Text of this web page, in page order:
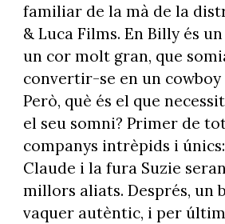
familiar de la mà de la
& Luca Films. En Billy és
un cor molt gran, que
convertir-se en un
Però, què és el que
el seu somni? Primer de
companys intrèpids i
Claude i la fura Suzie
millors aliats. Després, un
vaquer autèntic, i per